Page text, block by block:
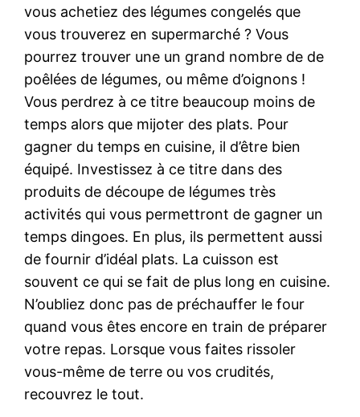
vous achetiez des légumes congelés que
vous trouverez en supermarché ? Vous
pourrez trouver une un grand nombre de de
poêlées de légumes, ou même d’oignons !
Vous perdrez à ce titre beaucoup moins de
temps alors que mijoter des plats. Pour
gagner du temps en cuisine, il d’être bien
équipé. Investissez à ce titre dans des
produits de découpe de légumes très
activités qui vous permettront de gagner un
temps dingoes. En plus, ils permettent aussi
de fournir d’idéal plats. La cuisson est
souvent ce qui se fait de plus long en cuisine.
N’oubliez donc pas de préchauffer le four
quand vous êtes encore en train de préparer
votre repas. Lorsque vous faites rissoler
vous-même de terre ou vos crudités,
recouvrez le tout.